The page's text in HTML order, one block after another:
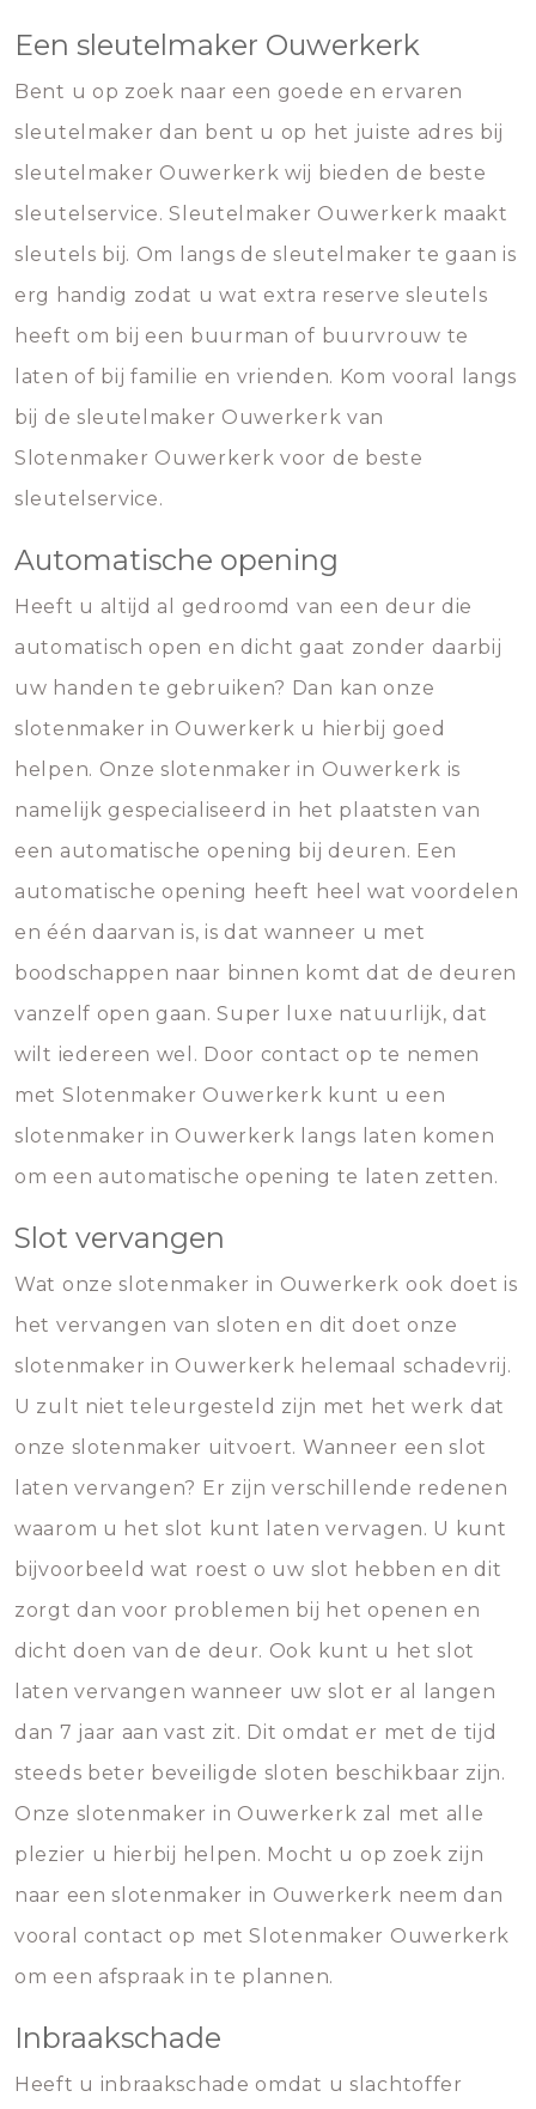
Een sleutelmaker Ouwerkerk
Bent u op zoek naar een goede en ervaren
sleutelmaker dan bent u op het juiste adres bij
sleutelmaker Ouwerkerk wij bieden de beste
sleutelservice. Sleutelmaker Ouwerkerk maakt
sleutels bij. Om langs de sleutelmaker te gaan is
erg handig zodat u wat extra reserve sleutels
heeft om bij een buurman of buurvrouw te
laten of bij familie en vrienden. Kom vooral langs
bij de sleutelmaker Ouwerkerk van
Slotenmaker Ouwerkerk voor de beste
sleutelservice.
Automatische opening
Heeft u altijd al gedroomd van een deur die
automatisch open en dicht gaat zonder daarbij
uw handen te gebruiken? Dan kan onze
slotenmaker in Ouwerkerk u hierbij goed
helpen. Onze slotenmaker in Ouwerkerk is
namelijk gespecialiseerd in het plaatsten van
een automatische opening bij deuren. Een
automatische opening heeft heel wat voordelen
en één daarvan is, is dat wanneer u met
boodschappen naar binnen komt dat de deuren
vanzelf open gaan. Super luxe natuurlijk, dat
wilt iedereen wel. Door contact op te nemen
met Slotenmaker Ouwerkerk kunt u een
slotenmaker in Ouwerkerk langs laten komen
om een automatische opening te laten zetten.
Slot vervangen
Wat onze slotenmaker in Ouwerkerk ook doet is
het vervangen van sloten en dit doet onze
slotenmaker in Ouwerkerk helemaal schadevrij.
U zult niet teleurgesteld zijn met het werk dat
onze slotenmaker uitvoert. Wanneer een slot
laten vervangen? Er zijn verschillende redenen
waarom u het slot kunt laten vervagen. U kunt
bijvoorbeeld wat roest o uw slot hebben en dit
zorgt dan voor problemen bij het openen en
dicht doen van de deur. Ook kunt u het slot
laten vervangen wanneer uw slot er al langen
dan 7 jaar aan vast zit. Dit omdat er met de tijd
steeds beter beveiligde sloten beschikbaar zijn.
Onze slotenmaker in Ouwerkerk zal met alle
plezier u hierbij helpen. Mocht u op zoek zijn
naar een slotenmaker in Ouwerkerk neem dan
vooral contact op met Slotenmaker Ouwerkerk
om een afspraak in te plannen.
Inbraakschade
Heeft u inbraakschade omdat u slachtoffer